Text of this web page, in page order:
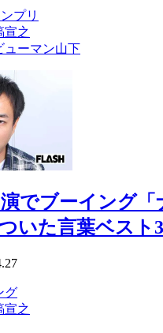
プリ
宣之
ューマン山下
演でブーイング
いた言葉ベスト3
グ
宣之